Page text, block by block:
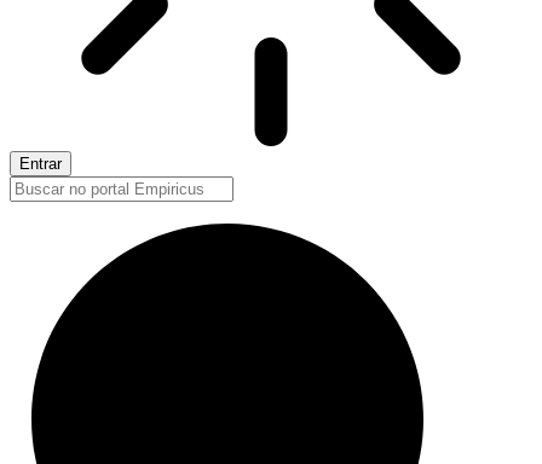
Entrar